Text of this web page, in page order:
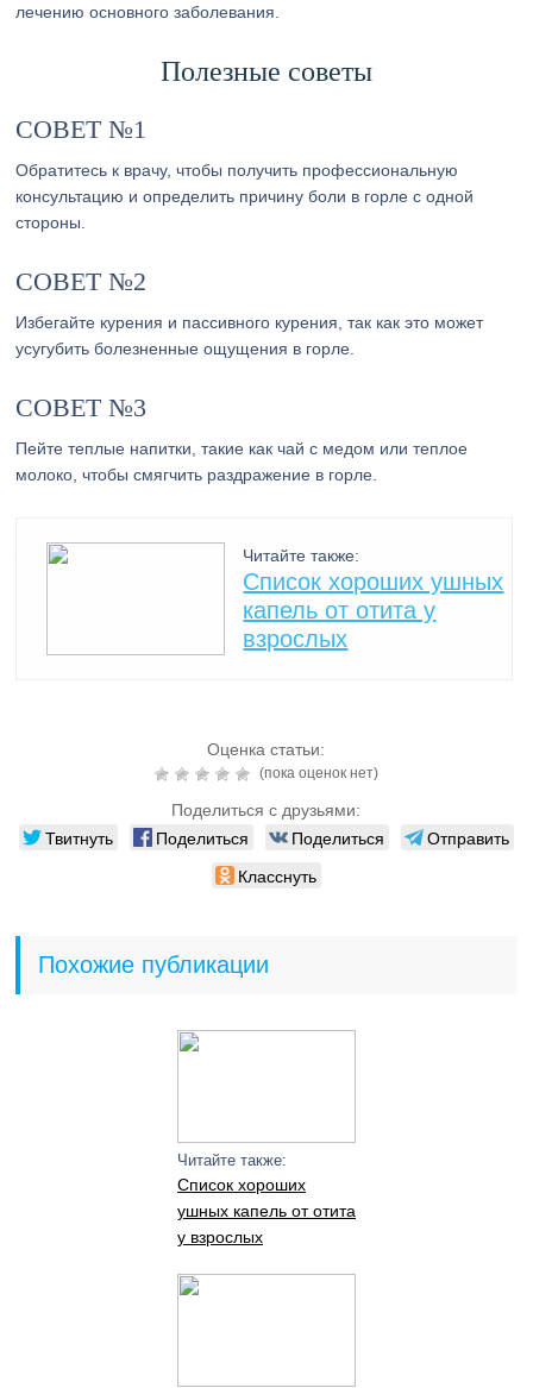
лечению основного заболевания.
Полезные советы
СОВЕТ №1
Обратитесь к врачу, чтобы получить профессиональную
консультацию и определить причину боли в горле с одной
стороны.
СОВЕТ №2
Избегайте курения и пассивного курения, так как это может
усугубить болезненные ощущения в горле.
СОВЕТ №3
Пейте теплые напитки, такие как чай с медом или теплое
молоко, чтобы смягчить раздражение в горле.
Читайте также:
Список хороших ушных
капель от отита у
взрослых
Оценка статьи:
(пока оценок нет)
Поделиться с друзьями:
Твитнуть Поделиться Поделиться
Отправить
Класснуть
Похожие публикации
Читайте также:
Список хороших
ушных капель от отита
у взрослых